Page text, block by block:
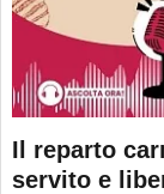
Il reparto
servito e